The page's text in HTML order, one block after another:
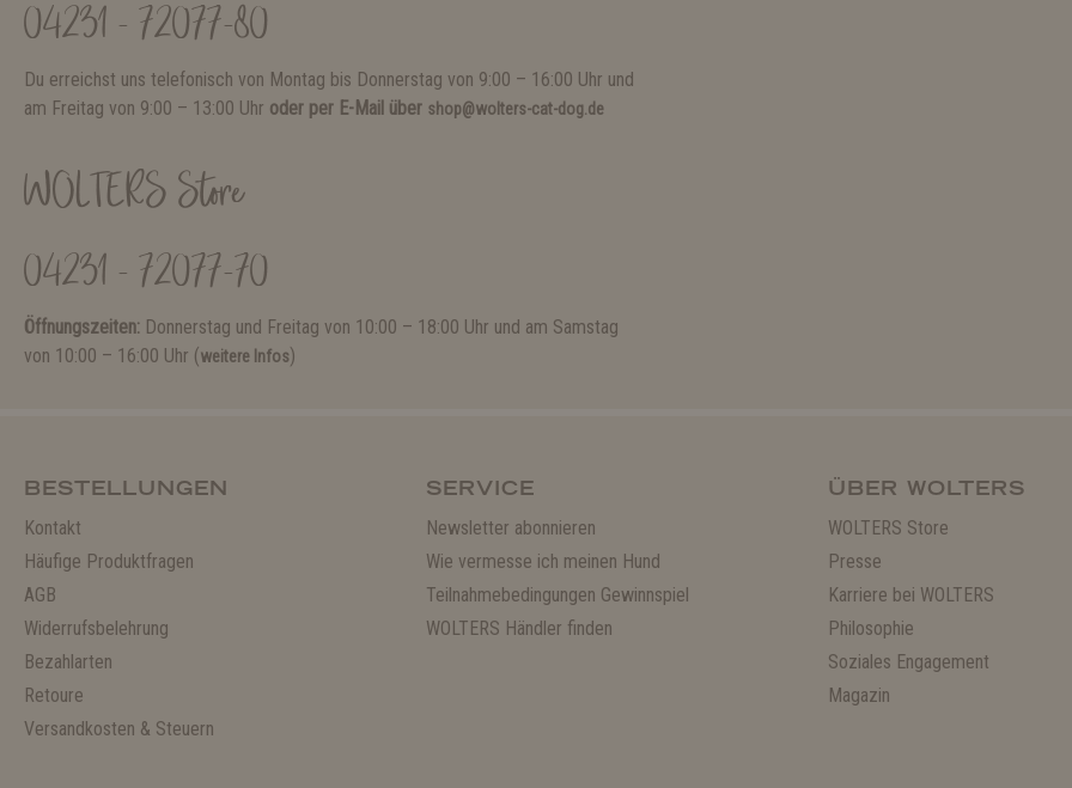
04231 - 72077-80
Du erreichst uns telefonisch von Montag bis Donnerstag von 9:00 – 16:00 Uhr und
am Freitag von 9:00 – 13:00 Uhr oder per E-Mail über shop@wolters-cat-dog.de
WOLTERS Store
04231 - 72077-70
Öffnungszeiten: Donnerstag und Freitag von 10:00 – 18:00 Uhr und am Samstag
von 10:00 – 16:00 Uhr (weitere Infos)
BESTELLUNGEN
Kontakt
Häufige Produktfragen
AGB
Widerrufsbelehrung
Bezahlarten
Retoure
Versandkosten & Steuern
SERVICE
Newsletter abonnieren
Wie vermesse ich meinen Hund
Teilnahmebedingungen Gewinnspiel
WOLTERS Händler finden
ÜBER WOLTERS
WOLTERS Store
Presse
Karriere bei WOLTERS
Philosophie
Soziales Engagement
Magazin